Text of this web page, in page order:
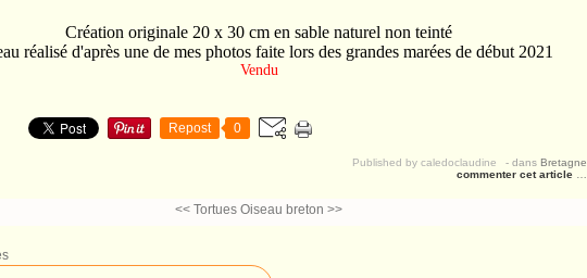
Création originale 20 x 30 cm en sable naturel non teinté
réalisé d'après une de mes photos faite lors des grandes marées de début 2021
Vendu
Repost 0
Published by caledoclaudine - dans Bretagne
commenter cet article
<< Tortues Oiseau breton >>